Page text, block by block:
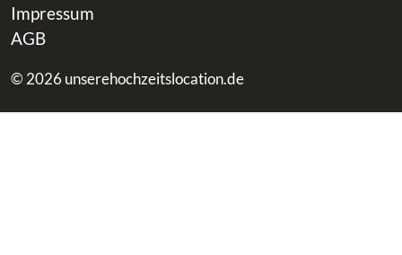
Impressum
AGB
© 2026 unserehochzeitslocation.de